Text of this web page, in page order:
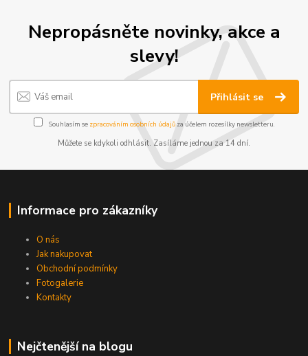
Nepropásněte novinky, akce a
slevy!
Přihlásit se
Souhlasím se zpracováním osobních údajůza účelem rozesílky newsletteru.
Můžete se kdykoli odhlásit. Zasíláme jednou za 14 dní.
Informace pro zákazníky
O nás
Jak nakupovat
Obchodní podmínky
Fotogalerie
Kontakty
Nejčtenější na blogu